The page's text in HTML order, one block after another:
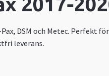
Pax, DSM och Metec. Perfekt
leverans.